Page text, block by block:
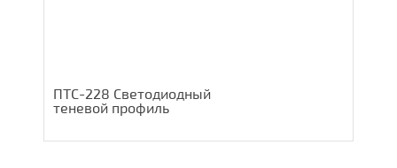
ПТС-228 Светодиодный
теневой профиль